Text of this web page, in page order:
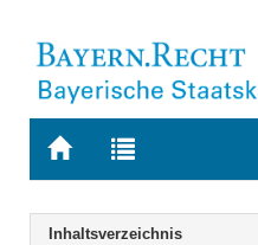
Zur
BAYERN.RECHT
Zur
letzten
Suche
Navigation
Inhaltsverzeichnis